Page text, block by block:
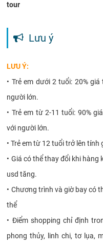
tour
Lưu ý
LƯU Ý:
• Trẻ em dưới 2 tuổi: 20%
người lớn.
• Trẻ em từ 2-11 tuổi: 90%
với người lớn.
• Trẻ em từ 12 tuổi trở lên
• Giá có thể thay đổi khi hàng
usd tăng.
• Chương trình và giờ bay có
thể
• Điểm shopping chỉ định
phong thủy, linh chi, tơ lụa,